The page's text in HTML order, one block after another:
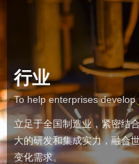
行业
To help enterprises
立足于全国制造业，紧密结
大的研发和集成实力，融合
变化需求。